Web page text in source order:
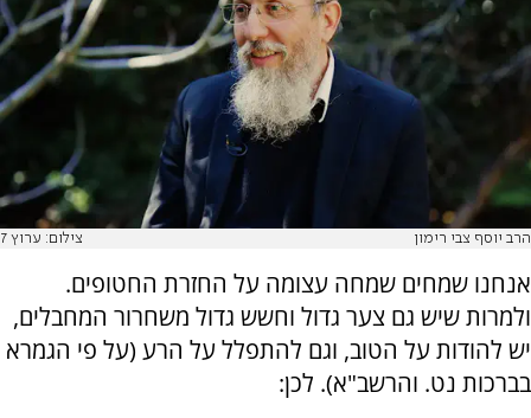
הרב יוסף צבי רימון צילום: ערוץ 7
אנחנו שמחים שמחה עצומה על החזרת החטופים.
ולמרות שיש גם צער גדול וחשש גדול משחרור המחבלים,
יש להודות על הטוב, וגם להתפלל על הרע (על פי הגמרא
בברכות נט. והרשב"א). לכן: